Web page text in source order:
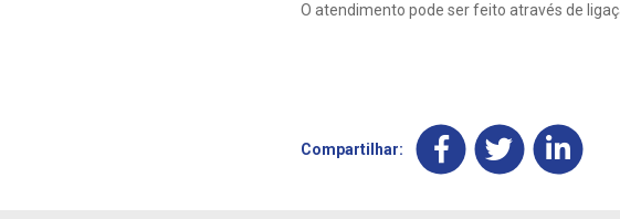
O atendimento pode ser feito através de
Compartilhar: